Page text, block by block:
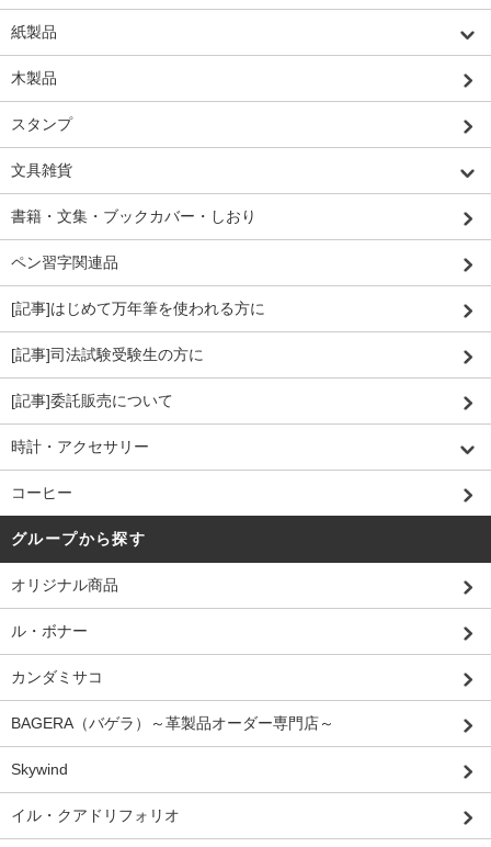
紙製品
木製品
スタンプ
文具雑貨
書籍・文集・ブックカバー・しおり
ペン習字関連品
[記事]はじめて万年筆を使われる方に
[記事]司法試験受験生の方に
[記事]委託販売について
時計・アクセサリー
コーヒー
グループから探す
オリジナル商品
ル・ボナー
カンダミサコ
BAGERA（バゲラ）～革製品オーダー専門店～
Skywind
イル・クアドリフォリオ